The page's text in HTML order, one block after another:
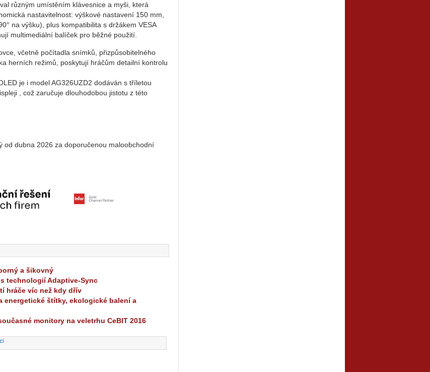
různým umístěním klávesnice a myši, která
nastavitelnost: výškové nastavení 150 mm,
na výšku), plus kompatibilita s držákem VESA
multimediální balíček pro běžné použití.
včetně počítadla snímků, přizpůsobitelného
herních režimů, poskytují hráčům detailní kontrolu
je i model AG326UZD2 dodáván s tříletou
, což zaručuje dlouhodobou jistotu z této
od dubna 2026 za doporučenou maloobchodní
a šikovný
technologií Adaptive-Sync
hráče víc než kdy dřív
energetické štítky, ekologické balení a
monitory na veletrhu CeBIT 2016